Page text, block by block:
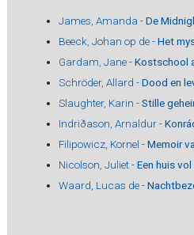
James, Amanda -De
Beeck, Johan op de -Het
Gardam, Jane -Kostschool
Schröder, Allard -Dood en
Slaughter, Karin -Stille
Indriðason, Arnaldur -
Filipowicz, Kornel -Memoir
Nicolson, Juliet -Een huis
Waard, Lucas de -